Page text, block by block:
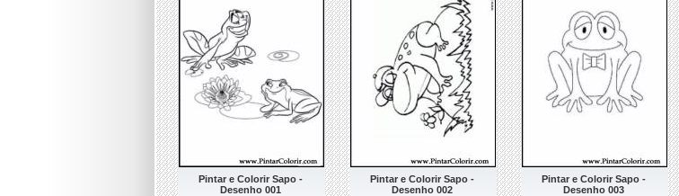
Pintar e Colorir Sapo -
Desenho 001
Pintar e Colorir Sapo -
Desenho 002
Pintar e Colorir Sapo -
Desenho 003